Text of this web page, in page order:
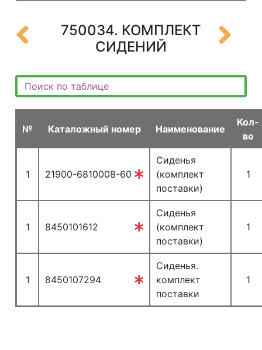
750034. КОМПЛЕКТ
СИДЕНИЙ
№ Каталожный номер Наименование
Кол-
во
1 21900-6810008-60
Сиденья
(комплект
поставки)
1
1 8450101612
Сиденья
(комплект
поставки)
1
1 8450107294
Сиденья.
комплект
поставки
1